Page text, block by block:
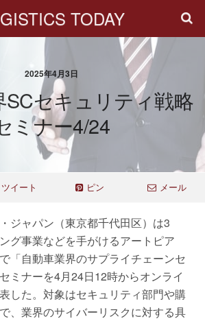
TODAY
2025年4月3日
SCセキュリティ戦略
ミナー4/24
ツイート ピン メール
ジャパン（東京都千代田区）は3
グ事業などを手がけるアートピア
「自動車業界のサプライチェーンセ
ミナーを4月24日12時からオンライ
した。対象はセキュリティ部門や購
、業界のサイバーリスクに対する具